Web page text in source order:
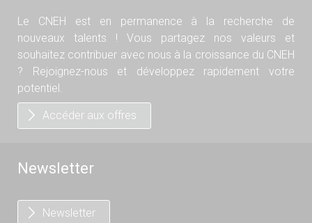
Le CNEH est en permanence à la recherche de
nouveaux talents ! Vous partagez nos valeurs et
souhaitez contribuer avec nous à la croissance du CNEH
? Rejoignez-nous et développez rapidement votre
potentiel.
Accéder aux offres
Newsletter
Newsletter